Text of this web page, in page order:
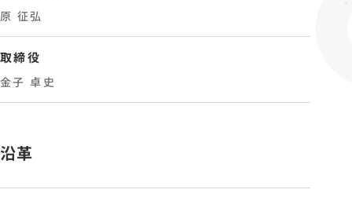
原 征弘
取締役
金子 卓史
沿革